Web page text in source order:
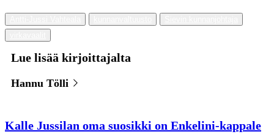
Lue lisää kirjoittajalta
Hannu Tölli
Kalle Jussilan oma suosikki on Enkelini-kappale